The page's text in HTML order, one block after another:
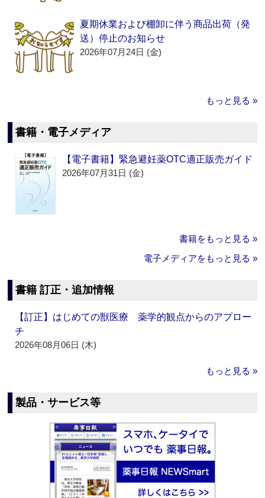
夏期休業および棚卸に伴う商品出荷（発
送）停止のお知らせ
2026年07月24日 (金)
もっと見る »
書籍・電子メディア
【電子書籍】緊急避妊薬OTC適正販売ガイド
2026年07月31日 (金)
書籍をもっと見る »
電子メディアをもっと見る »
書籍 訂正・追加情報
【訂正】はじめての獣医療 薬学的観点からのアプロー
チ
2026年08月06日 (木)
もっと見る »
製品・サービス等